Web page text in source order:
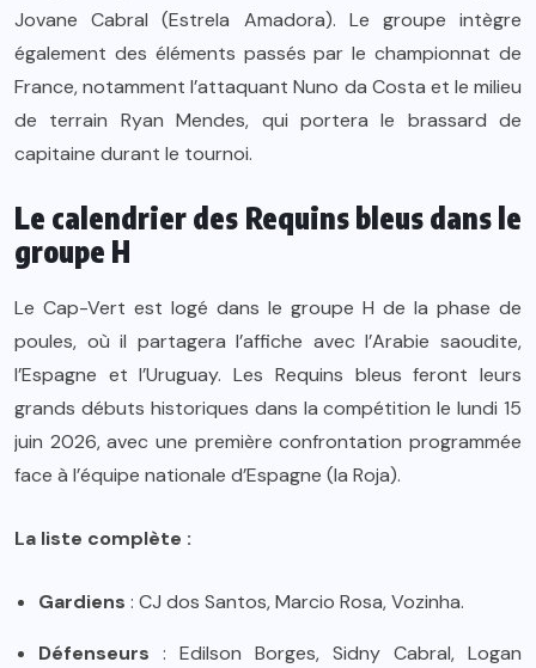
Jovane Cabral (Estrela Amadora). Le groupe intègre
également des éléments passés par le championnat de
France, notamment l’attaquant Nuno da Costa et le milieu
de terrain Ryan Mendes, qui portera le brassard de
capitaine durant le tournoi.
Le calendrier des Requins bleus dans le
groupe H
Le Cap-Vert est logé dans le groupe H de la phase de
poules, où il partagera l’affiche avec l’Arabie saoudite,
l’Espagne et l’Uruguay. Les Requins bleus feront leurs
grands débuts historiques dans la compétition le lundi 15
juin 2026, avec une première confrontation programmée
face à l’équipe nationale d’Espagne (la Roja).
La liste complète :
Gardiens : CJ dos Santos, Marcio Rosa, Vozinha.
Défenseurs : Edilson Borges, Sidny Cabral, Logan